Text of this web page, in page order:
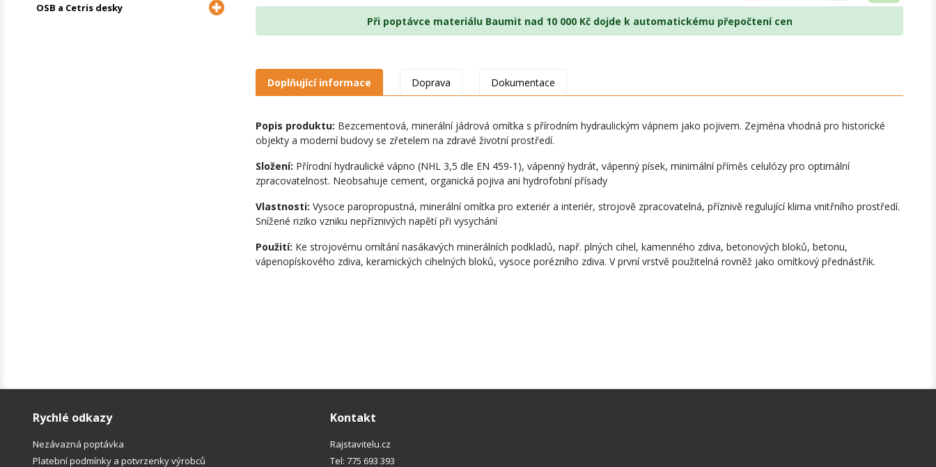
OSB a Cetris desky
Při poptávce materiálu Baumit nad 10 000 Kč dojde k automatickému přepočtení cen
Doplňující informace Doprava Dokumentace
Popis produktu: Bezcementová, minerální jádrová omítka s přírodním hydraulickým vápnem jako pojivem. Zejména vhodná pro historické
objekty a moderní budovy se zřetelem na zdravé životní prostředí.
Složení: Přírodní hydraulické vápno (NHL 3,5 dle EN 459-1), vápenný hydrát, vápenný písek, minimální příměs celulózy pro optimální
zpracovatelnost. Neobsahuje cement, organická pojiva ani hydrofobní přísady
Vlastnosti: Vysoce paropropustná, minerální omítka pro exteriér a interiér, strojově zpracovatelná, příznivě regulující klima vnitřního prostředí.
Snížené riziko vzniku nepříznivých napětí při vysychání
Použití: Ke strojovému omítání nasákavých minerálních podkladů, např. plných cihel, kamenného zdiva, betonových bloků, betonu,
vápenopískového zdiva, keramických cihelných bloků, vysoce porézního zdiva. V první vrstvě použitelná rovněž jako omítkový přednástřik.
Rychlé odkazy
Nezávazná poptávka
Platební podmínky a potvrzenky výrobců
Kontakt
Rajstavitelu.cz
Tel: 775 693 393